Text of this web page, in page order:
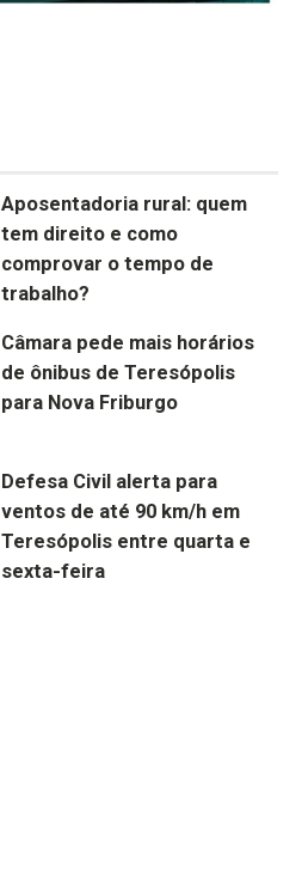
Aposentadoria rural: quem
tem direito e como
comprovar o tempo de
trabalho?
Câmara pede mais horários
de ônibus de Teresópolis
para Nova Friburgo
Defesa Civil alerta para
ventos de até 90 km/h em
Teresópolis entre quarta e
sexta-feira